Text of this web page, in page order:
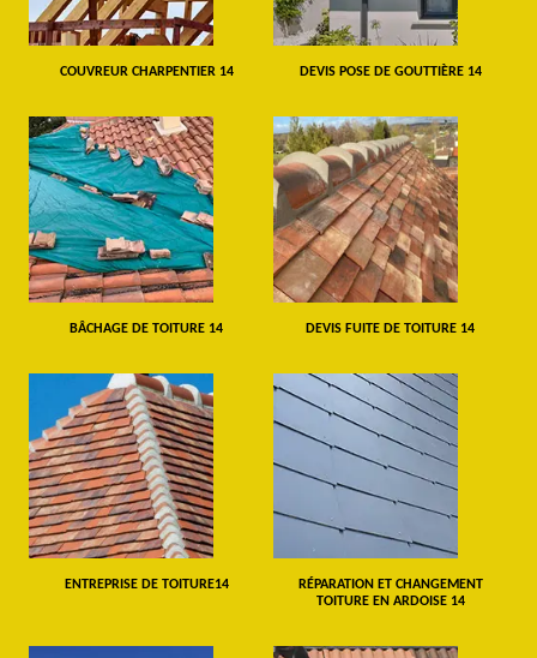
COUVREUR CHARPENTIER 14 DEVIS POSE DE GOUTTIÈRE 14
BÂCHAGE DE TOITURE 14 DEVIS FUITE DE TOITURE 14
ENTREPRISE DE TOITURE14
RÉPARATION ET CHANGEMENT
TOITURE EN ARDOISE 14